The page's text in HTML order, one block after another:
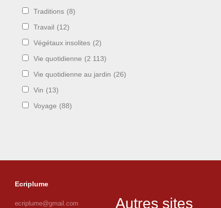
Traditions (8)
Travail (12)
Végétaux insolites (2)
Vie quotidienne (2 113)
Vie quotidienne au jardin (26)
Vin (13)
Voyage (88)
Ecriplume
ecriplume@gmail.com Autres sites